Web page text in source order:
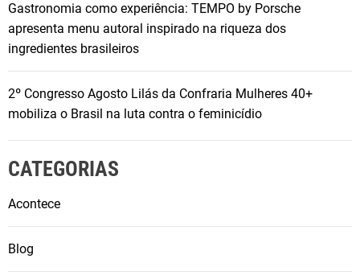
Gastronomia como experiência: TEMPO by Porsche
apresenta menu autoral inspirado na riqueza dos
ingredientes brasileiros
2º Congresso Agosto Lilás da Confraria Mulheres 40+
mobiliza o Brasil na luta contra o feminicídio
CATEGORIAS
Acontece
Blog